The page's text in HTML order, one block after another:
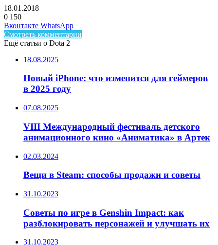
18.01.2018
0 150
Facebook
Twitter
LinkedIn
Вконтакте WhatsAppTelegram
Смотреть комментарии
Ещё статьи о Dota 2
18.08.2025
Новый iPhone: что изменится для геймеров
в 2025 году
07.08.2025
VIII Международный фестиваль детского
анимационного кино «Аниматика» в Артек
02.03.2024
Вещи в Steam: способы продажи и советы
31.10.2023
Советы по игре в Genshin Impact: как
разблокировать персонажей и улучшать их
31.10.2023